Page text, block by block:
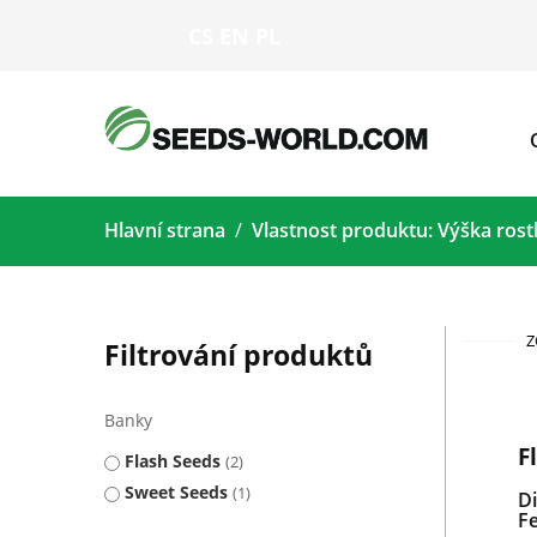
Hlavní strana Vlastnost produktu: Výška
Filtrování produktů
Banky
Flash Seeds 2
Sweet Seeds 1